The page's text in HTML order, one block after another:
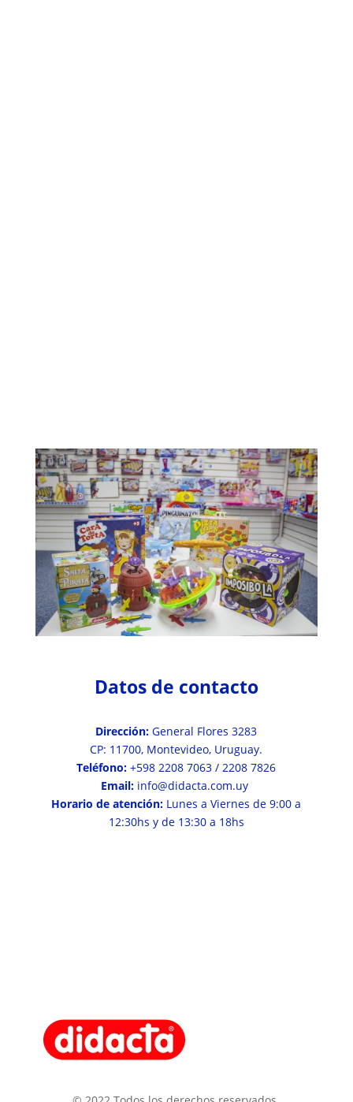
Datos de contacto
Dirección: General Flores 3283
CP: 11700, Montevideo, Uruguay.
Teléfono: +598 2208 7063 / 2208 7826
Email: info@didacta.com.uy
Horario de atención: Lunes a Viernes de 9:00 a
12:30hs y de 13:30 a 18hs